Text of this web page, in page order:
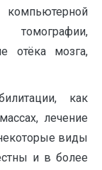
компьютерной
отёка мозга,
как
лечение
виды
и в более